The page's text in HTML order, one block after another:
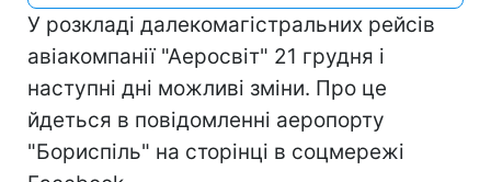
У розкладі далекомагістральних рейсів
авіакомпанії "Аеросвіт" 21 грудня і
наступні дні можливі зміни. Про це
йдеться в повідомленні аеропорту
"Бориспіль" на сторінці в соцмережі